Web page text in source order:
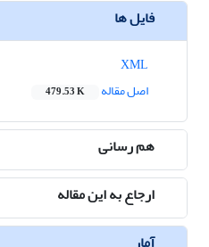
فایل ها
اصل مقاله
479.53 K
هم رسانی
ارجاع به این مقاله